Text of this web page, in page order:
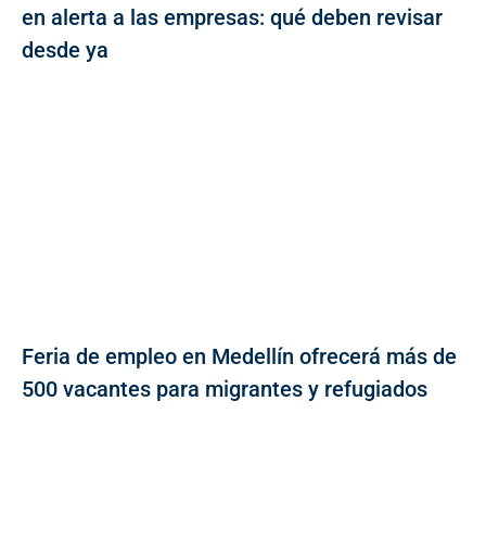
en alerta a las empresas: qué deben revisar
desde ya
Feria de empleo en Medellín ofrecerá más de
500 vacantes para migrantes y refugiados